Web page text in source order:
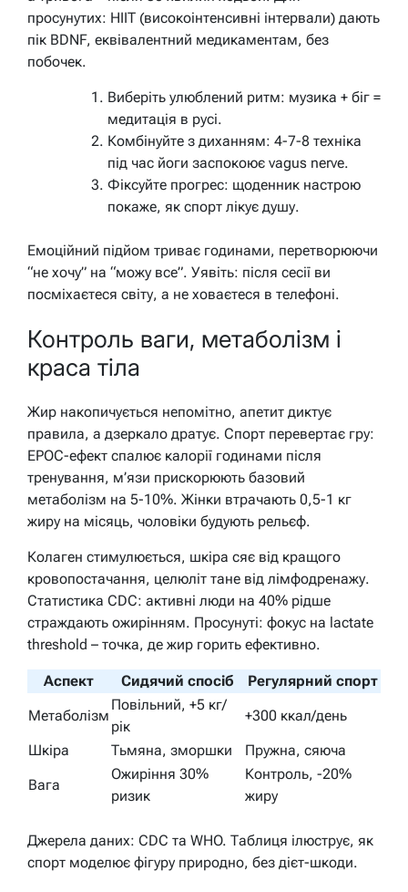
просунутих: HIIT (високоінтенсивні інтервали) дають
пік BDNF, еквівалентний медикаментам, без
побочек.
Виберіть улюблений ритм: музика + біг =
медитація в русі.
Комбінуйте з диханням: 4-7-8 техніка
під час йоги заспокоює vagus nerve.
Фіксуйте прогрес: щоденник настрою
покаже, як спорт лікує душу.
Емоційний підйом триває годинами, перетворюючи
“не хочу” на “можу все”. Уявіть: після сесії ви
посміхаєтеся світу, а не ховаєтеся в телефоні.
Контроль ваги, метаболізм і
краса тіла
Жир накопичується непомітно, апетит диктує
правила, а дзеркало дратує. Спорт перевертає гру:
EPOC-ефект спалює калорії годинами після
тренування, м’язи прискорюють базовий
метаболізм на 5-10%. Жінки втрачають 0,5-1 кг
жиру на місяць, чоловіки будують рельєф.
Колаген стимулюється, шкіра сяє від кращого
кровопостачання, целюліт тане від лімфодренажу.
Статистика CDC: активні люди на 40% рідше
страждають ожирінням. Просунуті: фокус на lactate
threshold – точка, де жир горить ефективно.
Аспект Сидячий спосіб
Регулярний спорт
Метаболізм
Повільний, +5 кг/
рік
+300 ккал/день
Шкіра
Тьмяна, зморшки
Пружна, сяюча
Вага
Ожиріння 30%
ризик
Контроль, -20%
жиру
Джерела даних: CDC та WHO. Таблиця ілюструє, як
спорт моделює фігуру природно, без дієт-шкоди.